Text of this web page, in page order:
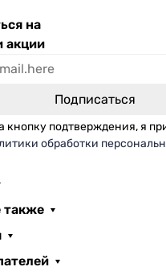
на
акции
кнопку подтверждения, я
обработки
также